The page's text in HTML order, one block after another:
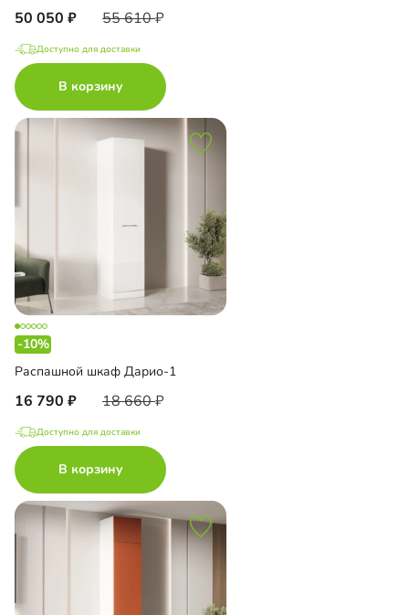
50 050 55 610
Доступно для доставки
В корзину
-10%
Распашной шкаф Дарио-1
16 790 18 660
Доступно для доставки
В корзину